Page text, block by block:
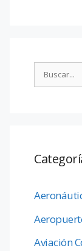
Aviación